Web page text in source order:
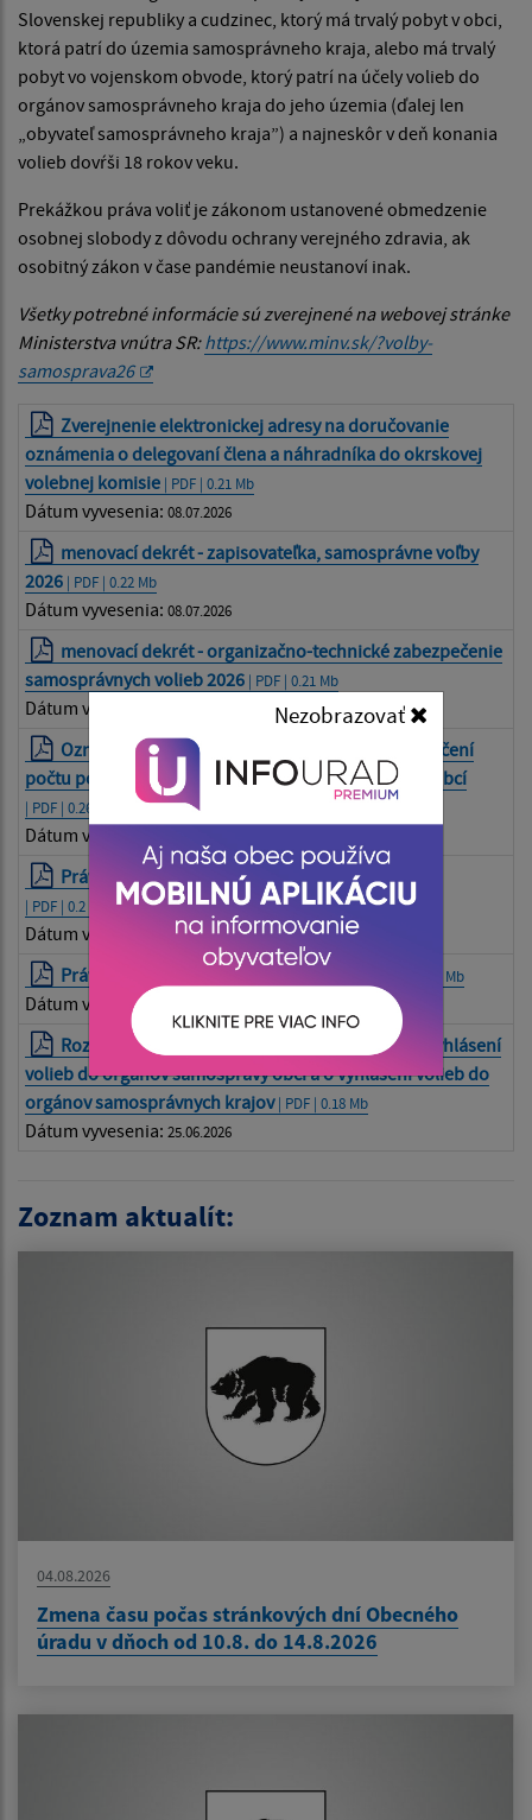
Nezobrazovať
Slovenskej republiky a cudzinec, ktorý má trvalý pobyt v obci,
ktorá patrí do územia samosprávneho kraja, alebo má trvalý
pobyt vo vojenskom obvode, ktorý patrí na účely volieb do
orgánov samosprávneho kraja do jeho územia (ďalej len
„obyvateľ samosprávneho kraja”) a najneskôr v deň konania
volieb dovŕši 18 rokov veku.
Prekážkou práva voliť je zákonom ustanovené obmedzenie
osobnej slobody z dôvodu ochrany verejného zdravia, ak
osobitný zákon v čase pandémie neustanoví inak.
Všetky potrebné informácie sú zverejnené na webovej stránke
Ministerstva vnútra SR:https://www.minv.sk/?volby-
samosprava26
Zverejnenie elektronickej adresy na doručovanie
oznámenia o delegovaní člena a náhradníka do okrskovej
volebnej komisie | PDF | 0.21 Mb
Dátum vyvesenia: 08.07.2026
menovací dekrét - zapisovateľka, samosprávne voľby
2026 | PDF | 0.22 Mb
Dátum vyvesenia: 08.07.2026
menovací dekrét - organizačno-technické zabezpečenie
samosprávnych volieb 2026 | PDF | 0.21 Mb
Dátum vyvesenia:
Oznámenie o utvorení volebného obvodu a o určení
počtu poslancov pre voľby do orgánov samosprávy obcí
| PDF | 0.26 Mb
Dátum vyvesenia:
Právo voliť do orgánov samosprávnych krajov
| PDF | 0.2 Mb
Dátum vyvesenia: 26.06.2026
Právo voliť do orgánov samosprávy obcí | PDF | 0.2 Mb
Dátum vyvesenia:
Rozhodnutie predsedu NRSR z 23.júna 2026 o vyhlásení
volieb do orgánov samosprávy obcí a o vyhlásení volieb do
orgánov samosprávnych krajov| PDF | 0.18 Mb
Dátum vyvesenia: 25.06.2026
Zoznam aktualít:
04.08.2026
Zmena času počas stránkových dní Obecného
úradu v dňoch od 10.8. do 14.8.2026